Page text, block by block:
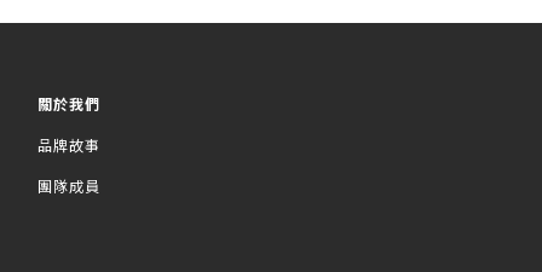
關於我們
品牌故事
團隊成員